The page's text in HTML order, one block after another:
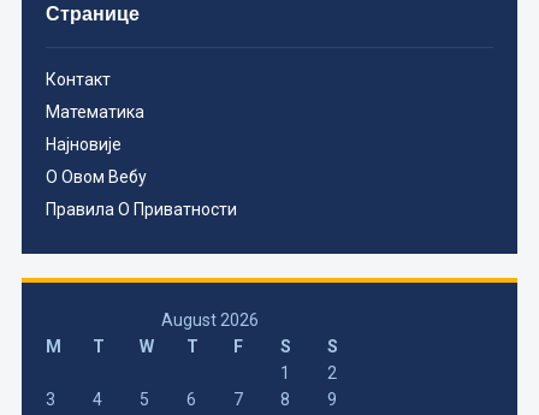
Странице
Контакт
Математика
Најновије
О Овом Вебу
Правила О Приватности
August 2026
M
T W T F S
S
1
2
3
4 5 6 7 8
9